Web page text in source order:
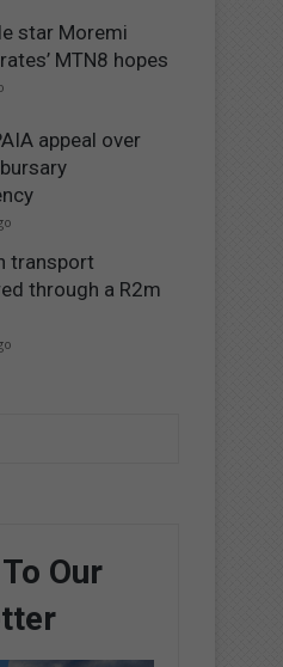
star Moremi
MTN8 hopes
appeal over
transport
through a R2m
Our